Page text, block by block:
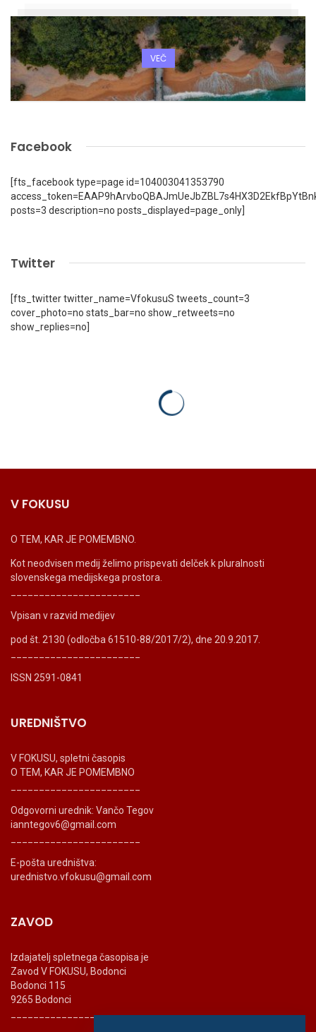
VEČ
Facebook
[fts_facebook type=page id=104003041353790
posts=3 description=no posts_displayed=page_only]
Twitter
[fts_twitter twitter_name=VfokusuS tweets_count=3
cover_photo=no stats_bar=no show_retweets=no
show_replies=no]
V FOKUSU
O TEM, KAR JE POMEMBNO.
Kot neodvisen medij želimo prispevati delček k pluralnosti
slovenskega medijskega prostora.
Vpisan v razvid medijev
pod št. 2130 (odločba 61510-88/2017/2), dne 20.9.2017.
ISSN 2591-0841
UREDNIŠTVO
V FOKUSU, spletni časopis
O TEM, KAR JE POMEMBNO
Odgovorni urednik: Vančo Tegov
ianntegov6@gmail.com
E-pošta uredništva:
urednistvo.vfokusu@gmail.com
ZAVOD
Izdajatelj spletnega časopisa je
Zavod V FOKUSU, Bodonci
Bodonci 115
9265 Bodonci
_______________________